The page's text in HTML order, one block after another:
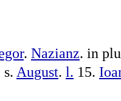
. Nazianz. in
s. August. l. 15.